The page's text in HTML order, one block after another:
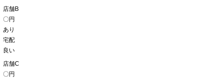
店舗B
〇円
あり
宅配
良い
店舗C
〇円